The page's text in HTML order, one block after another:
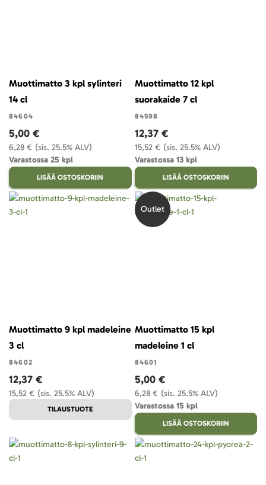
Muottimatto 3 kpl sylinteri
14 cl
84604
(sis. 25.5% ALV)
6,28 €
5,00 €
Varastossa 25 kpl
LISÄÄ OSTOSKORIIN
Muottimatto 12 kpl
suorakaide 7 cl
84598
(sis. 25.5% ALV)
15,52 €
12,37 €
Varastossa 13 kpl
LISÄÄ OSTOSKORIIN
Muottimatto 9 kpl madeleine
3 cl
84602
(sis. 25.5% ALV)
15,52 €
12,37 €
TILAUSTUOTE
Outlet
Muottimatto 15 kpl
madeleine 1 cl
84601
(sis. 25.5% ALV)
6,28 €
5,00 €
Varastossa 15 kpl
LISÄÄ OSTOSKORIIN